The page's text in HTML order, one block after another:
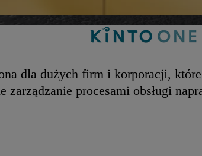
dla dużych firm i korporacji,
zarządzanie procesami obsługi